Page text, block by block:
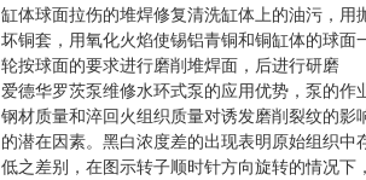
缸体球面拉伤的堆焊修复清洗缸体上的油污，
坏铜套，用氧化火焰使锡铝青铜和铜缸体的球
轮按球面的要求进行磨削堆焊面，后进行研磨
爱德华罗茨泵维修水环式泵的应用优势，泵的
钢材质量和淬回火组织质量对诱发磨削裂纹的
的潜在因素。黑白浓度差的出现表明原始组织
低之差别，在图示转子顺时针方向旋转的情况